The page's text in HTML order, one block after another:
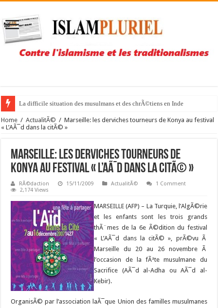
La difficile situation des musulmans et des chrÃ©tiens en Inde
Home / ActualitÃ© / Marseille: les derviches tourneurs de Konya au festival
« L’AÃ¯d dans la citÃ© »
Marseille: les derviches tourneurs de
Konya au festival « L’AÃ¯d dans la citÃ© »
RÃ©daction 15/11/2009 ActualitÃ©
1 Comment
2,174 Views
MARSEILLE (AFP) – La Turquie, l’AlgÃ©rie
et les enfants sont les trois grands
thÃ¨mes de la 6e Ã©dition du festival
« L’AÃ¯d dans la citÃ© », prÃ©vu Ã
Marseille du 20 au 26 novembre Ã
l’occasion de la fÃªte musulmane du
Sacrifice (AÃ¯d al-Adha ou AÃ¯d al-
Kebir).
OrganisÃ© par l’association laÃ¯que Union des familles musulmanes